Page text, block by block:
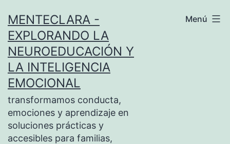
contenido
MENTECLARA -
EXPLORANDO LA
NEUROEDUCACIÓN Y
LA INTELIGENCIA
EMOCIONAL
transformamos conducta,
emociones y aprendizaje en
soluciones prácticas y
accesibles para familias,
Menú